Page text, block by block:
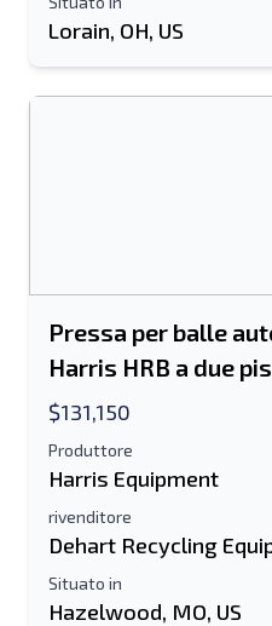
Nome e cognome
Indirizzo e-mail
Mobile
Lorain, OH, US
Pressa per balle
Harris HRB a due
$131,150
Produttore
Harris Equipment
rivenditore
Dehart Recycling
Situato in
Hazelwood, MO, US
Invia ad un amico
Elenco di testo su
Il tuo nome completo
Informazioni aggiuntive